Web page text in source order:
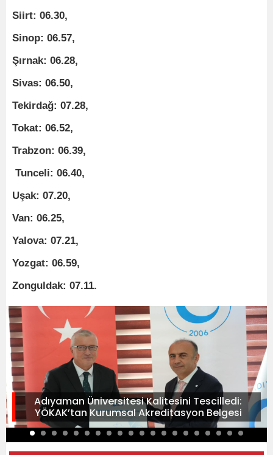
Siirt: 06.30,
Sinop: 06.57,
Şırnak: 06.28,
Sivas: 06.50,
Tekirdağ: 07.28,
Tokat: 06.52,
Trabzon: 06.39,
Tunceli: 06.40,
Uşak: 07.20,
Van: 06.25,
Yalova: 07.21,
Yozgat: 06.59,
Zonguldak: 07.11.
Adıyaman Üniversitesi Kalitesini Tescilledi:
YÖKAK’tan Kurumsal Akreditasyon Belgesi